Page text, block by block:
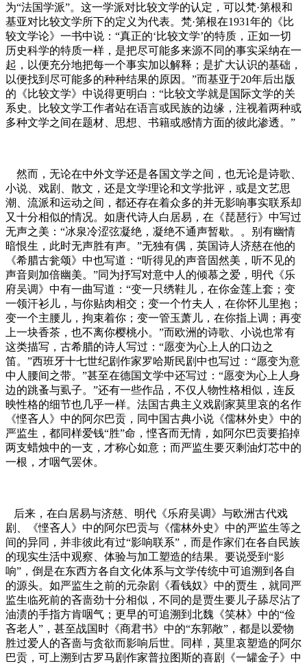
为“法国学派”。这一学派对比较文学的认定，可以梵·第根和
基亚对比较文学所下的定义为代表。梵·第根在1931年的《比
较文学论》一书中说：“真正的‘比较文学’的特质，正如一切
历史科学的特质一样，是把尽可能多来源不同的事实采纳在一
起，以便充分地把每一个事实加以解释；是扩大认识的基础，
以便找到尽可能多的种种结果的原因。”而基亚于20年后出版
的《比较文学》中说得更明白：“比较文学就是国际文学的关
系史。比较文学工作者站在语言或民族的边缘，注视着两种或
多种文学之间在题材、思想、书籍或感情方面的彼此渗透。”
然而，无论在中外文学还是各国文学之间，也无论是诗歌、
小说、戏剧、散文，还是文学理论和文学批评，或是文艺思
潮、流派和运动之间，都还存在着众多的并无影响事实联系却
又十分相似的情况。如唐代诗人白居易，在《琵琶行》中写过
无声之美：“冰泉冷涩弦凝绝，凝绝不通声暂歇。。别有幽情
暗恨生，此时无声胜有声。”无独有偶，英国诗人济慈在他的
《希腊古瓮颂》中也写道：“听得见的声音固然美，听不见的
声音则加倍幽美。”同为抒写对意中人的倾慕之爱，明代《乐
府吴调》中有一曲写道：“变一只绣鞋儿，在你金莲上套；变
一领汗衫儿，与你贴肉相交；变一个竹夫人，在你怀儿里抱；
变一个主腰儿，拘束着你；变一管玉萧儿，在你指上调；再变
上一块香茶，也不离你樱桃小。”而欧洲的诗歌、小说也常有
这类描写，古希腊的诗人写过：“愿变为心上人的口边之
笛。”西班牙十七世纪剧作家罗哈斯民剧中也写过：“愿变为意
中人腰间之带。”甚至在德国文学中还写过：“愿变为心上人身
边的跳蚤与虱子。”还有一些作品，不仅人物性格相似，连反
映性格的细节也几乎一样。法国古典主义戏剧家莫里哀的名作
《悭吝人》中的阿尔巴贡，同中国古典小说《儒林外史》中的
严监生，都同样爱钱“胜”命，悭吝而无情，如阿尔巴贡要掐掉
两支蜡烛中的一支，才称心如意；而严监生要灭剩油灯芯中的
一根，才咽气罢休。
后来，在白居易与济慈、明代《乐府吴调》与欧洲古代戏
剧、《悭吝人》中的阿尔巴贡与《儒林外史》中的严监生等之
间的异同，并非彼此有过“影响联系”，而是作家们在各自民族
的现实生活中观察、体验与加工塑造的结果。要说受到“影
响”，倒是在东西方各自文化体系与文学传统中可追溯到各自
的源头。如严监生之前的元杂剧《看钱奴》中的贾生，就同严
监生临死前的吝啬劲十分相似，不同的是贾生要儿子舔尽沾了
油渍的手指方肯咽气；更早的可追溯到北魏《笑林》中的“俭
吝老人”，甚至战国时《商君书》中的“东郭敞”，都是以爱物
胜过爱人的吝啬与贪欲而影响后世。同样，莫里哀塑造的阿尔
巴贡，可上溯到古罗马剧作家普拉图斯的喜剧《一罐金子》中